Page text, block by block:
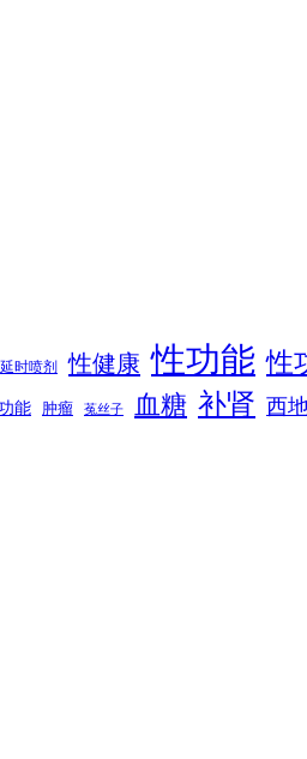
延时喷剂 性健康 性功能 性
能 肿瘤 菟丝子 血糖 补肾 西